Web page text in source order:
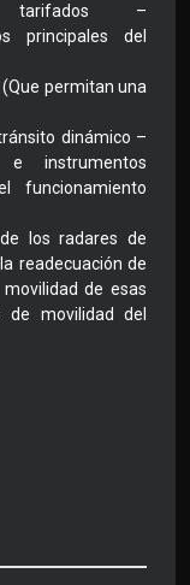
tarifados –
principales del
permitan una
dinámico –
e instrumentos
funcionamiento
los radares de
readecuación de
de esas
de movilidad del